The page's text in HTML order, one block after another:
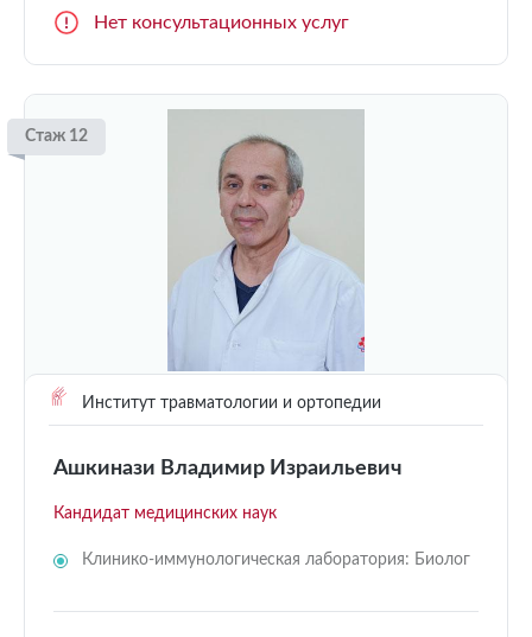
Нет консультационных услуг
Стаж 12
Институт травматологии и ортопедии
Ашкинази Владимир Израильевич
Кандидат медицинских наук
Клинико-иммунологическая лаборатория: Биолог